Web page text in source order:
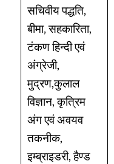
सचिवीय पद्धति,
बीमा, सहकारिता,
टंकण हिन्दी एवं
अंग्रेजी,
मुद्रण,कुलाल
विज्ञान, कृत्रिम
अंग एवं अवयव
तकनीक,
इम्ब्राइडरी, हैण्ड